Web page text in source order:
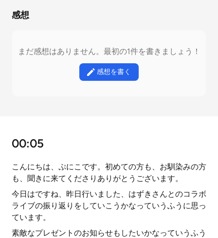
感想
まだ感想はありません。最初の1件を書きましょう！
感想を書く
00:05
こんにちは、ぷにこです。初めての方も、お馴染みの方
も、聞きに来てくださりありがとうございます。
今日はですね、昨日行いました、はずきさんとのコラボ
ライブの振り返りをしていこうかなっていうふうに思っ
ています。
素敵なプレゼントのお知らせもしたいかなっていうふう